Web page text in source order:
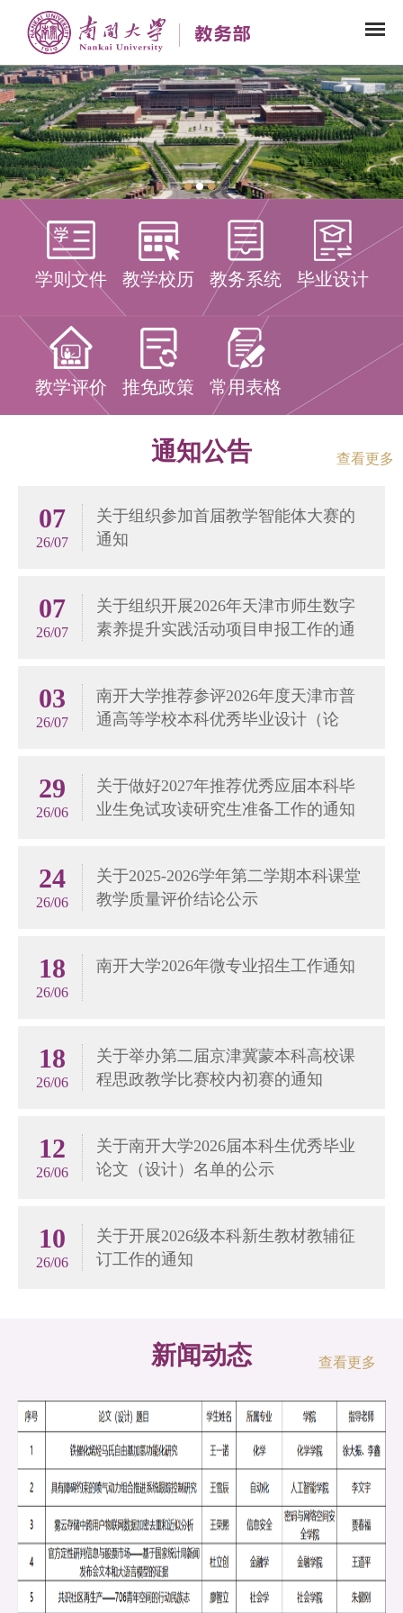
学则文件 教学校历 教务系统 毕业设计
教学评价 推免政策 常用表格
通知公告 查看更多
07
26/07
关于组织参加首届教学智能体大赛的
通知
07
26/07
关于组织开展2026年天津市师生数字
素养提升实践活动项目申报工作的通
03
26/07
南开大学推荐参评2026年度天津市普
通高等学校本科优秀毕业设计（论
29
26/06
关于做好2027年推荐优秀应届本科毕
业生免试攻读研究生准备工作的通知
24
26/06
关于2025-2026学年第二学期本科课堂
教学质量评价结论公示
18
26/06
南开大学2026年微专业招生工作通知
18
26/06
关于举办第二届京津冀蒙本科高校课
程思政教学比赛校内初赛的通知
12
26/06
关于南开大学2026届本科生优秀毕业
论文（设计）名单的公示
10
26/06
关于开展2026级本科新生教材教辅征
订工作的通知
新闻动态 查看更多